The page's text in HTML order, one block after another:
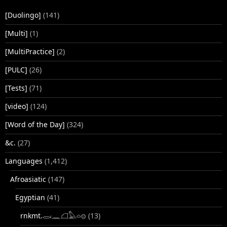
[Duolingo] (141)
[Multi] (1)
[MultiPractice] (2)
[PULC] (26)
[Tests] (71)
[video] (124)
[Word of the Day] (324)
&c. (27)
Languages (1,412)
Afroasiatic (147)
Egyptian (41)
rnkmt.𓂋𓏺𓈖𓆎𓅓𓏏𓊖 (13)